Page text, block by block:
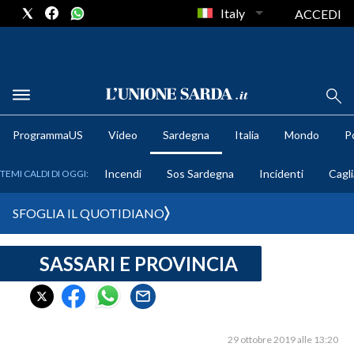
METEO
CRONACA SARDEGNA
CAGLIARI
Italy ACCEDI
ProgrammaUS Video Sardegna Italia Mondo
TEMI CALDI DI OGGI: Incendi Sos Sardegna Incidenti
SFOGLIA IL QUOTIDIANO
SASSARI E PROVINCIA
29 ottobre 2019 alle 13:20